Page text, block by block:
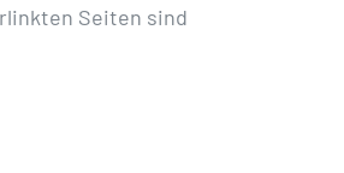
Seiten sind